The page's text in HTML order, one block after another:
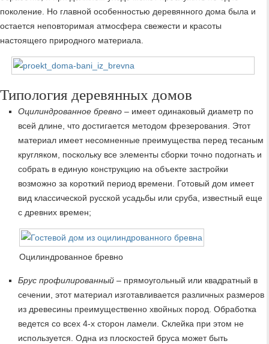
поколение. Но главной особенностью деревянного дома была и
остается неповторимая атмосфера свежести и красоты
настоящего природного материала.
Типология деревянных домов
Оцилиндрованное бревно – имеет одинаковый диаметр по
всей длине, что достигается методом фрезерования. Этот
материал имеет несомненные преимущества перед тесаным
кругляком, поскольку все элементы сборки точно подогнать и
собрать в единую конструкцию на объекте застройки
возможно за короткий период времени. Готовый дом имеет
вид классической русской усадьбы или сруба, известный еще
с древних времен;
Оцилиндрованное бревно
Брус профилированный – прямоугольный или квадратный в
сечении, этот материал изготавливается различных размеров
из древесины преимущественно хвойных пород. Обработка
ведется со всех 4-х сторон ламели. Склейка при этом не
используется. Одна из плоскостей бруса может быть